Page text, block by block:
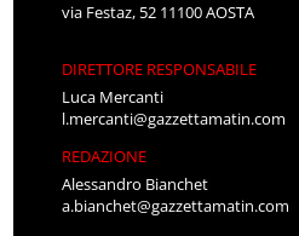
via Festaz, 52 11100 AOSTA
DIRETTORE RESPONSABILE
Luca Mercanti
l.mercanti@gazzettamatin.com
REDAZIONE
Alessandro Bianchet
a.bianchet@gazzettamatin.com